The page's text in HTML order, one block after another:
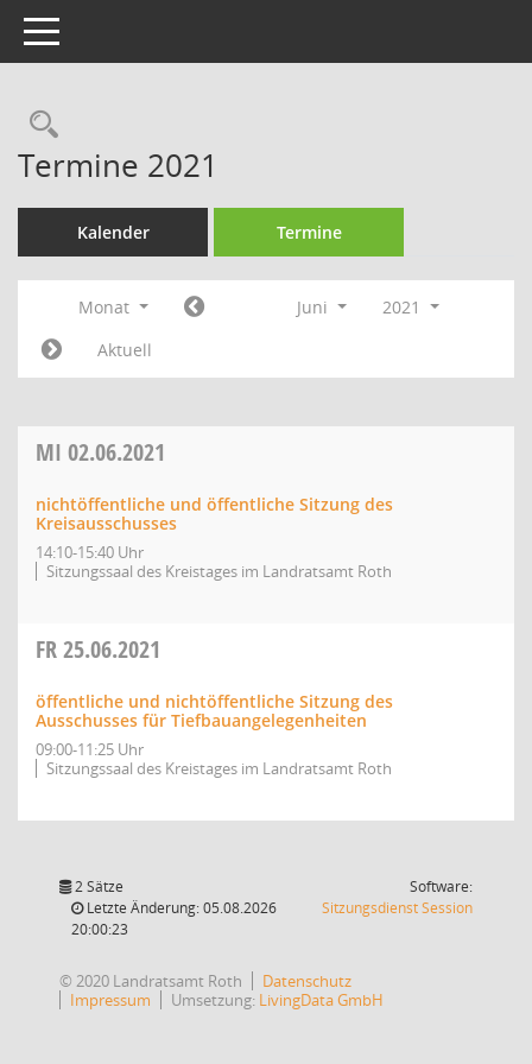
Toggle navigation
Rechercheauswahl
Termine 2021
Kalender Termine
Monat Juni
2021
Aktuell
MI 02.06.2021
nichtöffentliche und öffentliche Sitzung des
Kreisausschusses
14:10-15:40 Uhr
Sitzungssaal des Kreistages im Landratsamt Roth
FR25.06.2021
öffentliche und nichtöffentliche Sitzung des
Ausschusses für Tiefbauangelegenheiten
09:00-11:25 Uhr
Sitzungssaal des Kreistages im Landratsamt Roth
2 Sätze
Letzte Änderung: 05.08.2026
20:00:23
Software:
SitzungsdienstSession(Wird in
© 2020 Landratsamt Roth
Datenschutz
Impressum
Umsetzung: LivingData GmbH